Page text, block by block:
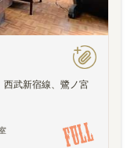
西武新宿線、鷺ノ宮